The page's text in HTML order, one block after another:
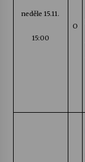
neděle 15.11.
15:00
O